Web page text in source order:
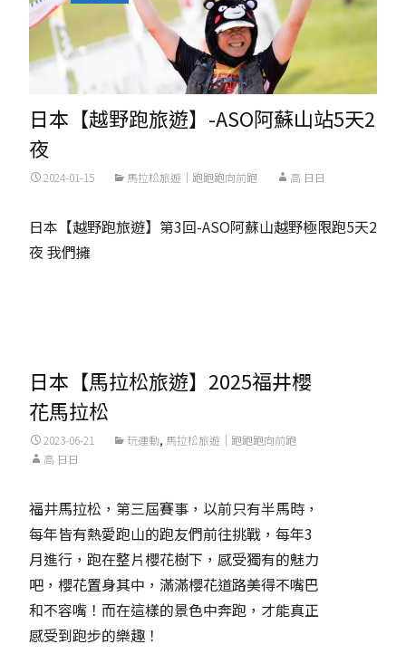
日本【越野跑旅遊】-ASO阿蘇山站5天2
夜
2024-01-15 馬拉松旅遊｜跑跑跑向前跑 高 日日
日本【越野跑旅遊】第3回-ASO阿蘇山越野極限跑5天2
夜 我們擁
日本【馬拉松旅遊】2025福井櫻
花馬拉松
2023-06-21 玩運動, 馬拉松旅遊｜跑跑跑向前跑
高 日日
福井馬拉松，第三屆賽事，以前只有半馬時，
每年皆有熱愛跑山的跑友們前往挑戰，每年3
月進行，跑在整片櫻花樹下，感受獨有的魅力
吧，櫻花置身其中，滿滿櫻花道路美得不嘴巴
和不容嘴！而在這樣的景色中奔跑，才能真正
感受到跑步的樂趣！